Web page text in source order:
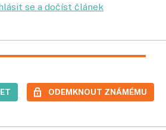
se a dočíst článek
ODEMKNOUT ZNÁMÉMU